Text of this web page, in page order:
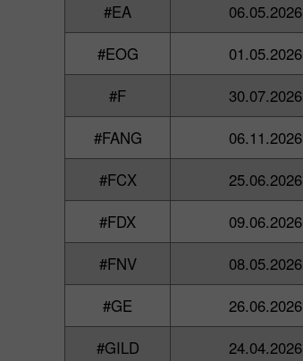
#EA
06.05.2026
#EOG
01.05.2026
#F
30.07.2026
#FANG
06.11.2026
#FCX
25.06.2026
#FDX
09.06.2026
#FNV
08.05.2026
#GE
26.06.2026
#GILD
24.04.2026